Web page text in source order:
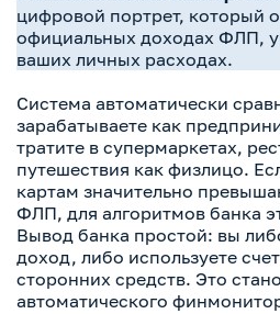
цифровой портрет, который
официальных доходах ФЛП,
ваших личных расходах.
Система автоматически
зарабатываете как
тратите в супермаркетах,
путешествия как физлицо.
картам значительно
ФЛП, для алгоритмов банка
Вывод банка простой: вы
доход, либо используете
сторонних средств. Это
автоматического